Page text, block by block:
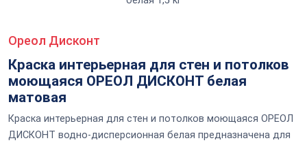
Ореол Дисконт
Краска интерьерная для стен и потолков
моющаяся ОРЕОЛ ДИСКОНТ белая
матовая
Краска интерьерная для стен и потолков моющаяся ОРЕОЛ
ДИСКОНТ водно-дисперсионная белая предназначена для